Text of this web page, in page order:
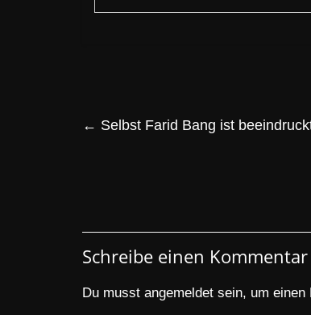
← Selbst Farid Bang ist
Schreibe einen Kommentar
Du musst angemeldet sein, um einen